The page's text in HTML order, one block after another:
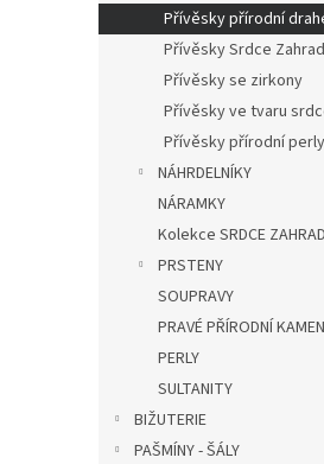
n
e
Přívěsky přírodní
Přívěsky Srdce
Přívěsky se zirkony
Přívěsky ve tvaru
Přívěsky přírodní perly
NÁHRDELNÍKY
NÁRAMKY
Kolekce SRDCE
PRSTENY
SOUPRAVY
PRAVÉ PŘÍRODNÍ
PERLY
SULTANITY
BIŽUTERIE
PAŠMÍNY - ŠÁLY